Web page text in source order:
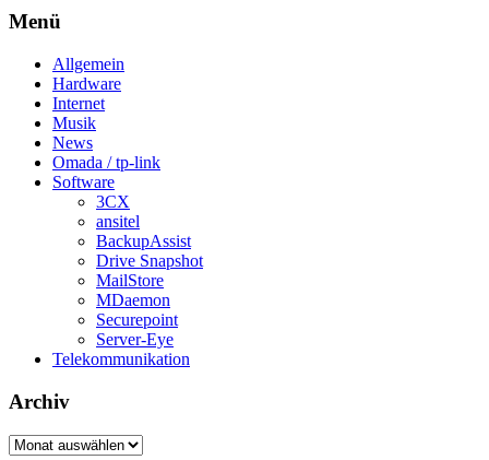
Menü
Allgemein
Hardware
Internet
Musik
News
Omada / tp-link
Software
3CX
ansitel
BackupAssist
Drive Snapshot
MailStore
MDaemon
Securepoint
Server-Eye
Telekommunikation
Archiv
Archiv